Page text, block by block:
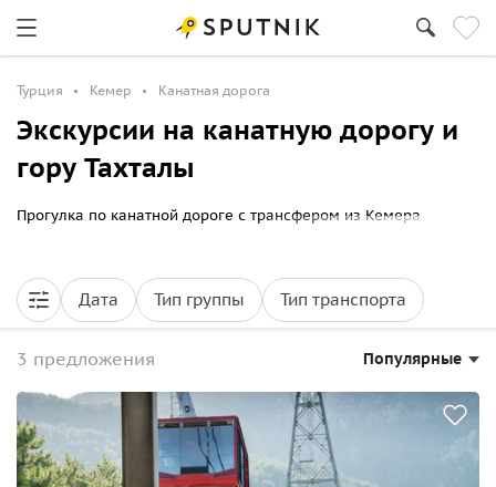
Турция Кемер Канатная дорога
Экскурсии на канатную дорогу и
гору Тахталы
Прогулка по канатной дороге с трансфером из Кемера
Дата Тип группы Тип транспорта
3 предложения Популярные